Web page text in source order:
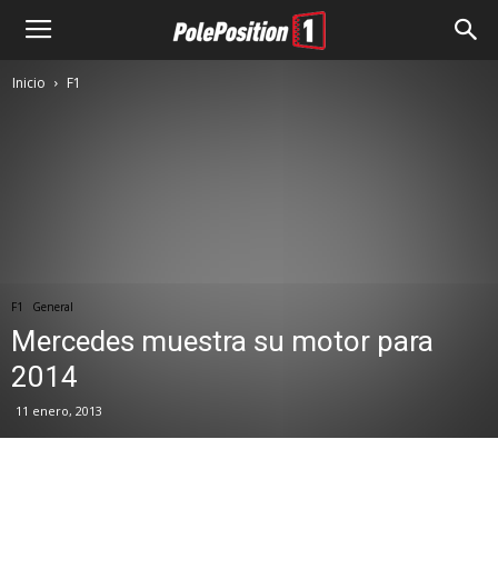
Inicio F1
F1 General
Mercedes muestra su motor para
2014
11 enero, 2013